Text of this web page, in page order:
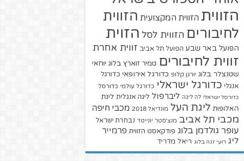
הזווית הזווית המקצועית הזווית
לחיבורים הזווית לסל הזוית
הפועל באר שבע הפועל תל אביב זווית אחרת
זווית לחיבורים טמיר זוארץ בלוג יוחאי
שטנצלר בלוג יורגן קלופ כדורגל אירופאי כדורגל
אנגלי כדורגל ישראלי כדורגל עולמי כדורסל
כדורסל ישראלי לה ליגה ליברפול ליגה אנגלית ליגת
האלופות ליגת העל מונדיאל 2018 מכבי חיפה
מכבי תל אביב מנצ'סטר יונייטד נבחרת ישראל
עופר גולדמן בלוג פודקאסט הזווית פרמייר
ליג רועי זגה בלוג ריאל מדריד